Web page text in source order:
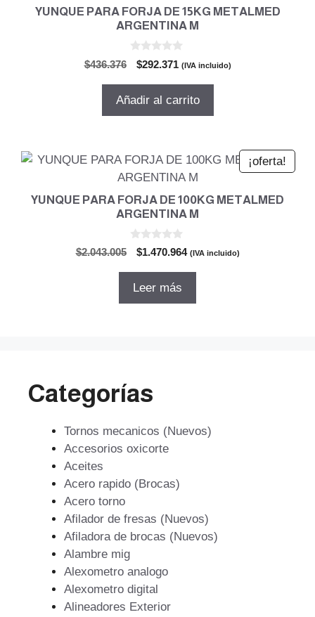
YUNQUE PARA FORJA DE 15KG METALMED
ARGENTINA M
$436.376
El
original
$292.371 El
actual
(IVA incluido)
Añadir al carrito
¡oferta!
YUNQUE PARA FORJA DE 100KG METALMED
ARGENTINA M
$2.043.005
El
original
$1.470.964El(IVA incluido)
Leer más
Categorías
Tornos mecanicos (Nuevos)
Accesorios oxicorte
Aceites
Acero rapido (Brocas)
Acero torno
Afilador de fresas (Nuevos)
Afiladora de brocas (Nuevos)
Alambre mig
Alexometro analogo
Alexometro digital
Alineadores Exterior